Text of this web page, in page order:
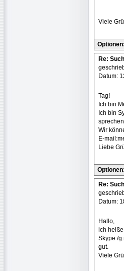
Viele
Optionen:
Re:
Datum:
Tag!
Ich bin
Ich bin
sprechen..
Wir
E-
Liebe
Optionen:
Re:
Datum:
Hallo,
ich
Skype /
gut.
Viele